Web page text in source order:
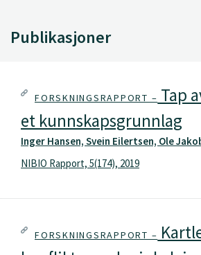
Publikasjoner
FORSKNINGSRAPPORT – Tap
et kunnskapsgrunnlag
Inger Hansen, Svein Eilertsen, Ole
NIBIO Rapport, 5(174), 2019
FORSKNINGSRAPPORT –